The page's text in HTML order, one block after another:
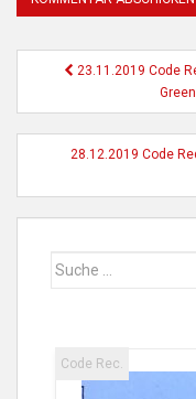
23.11.2019 Code
28.12.2019 Code
Suche
Code Rec.